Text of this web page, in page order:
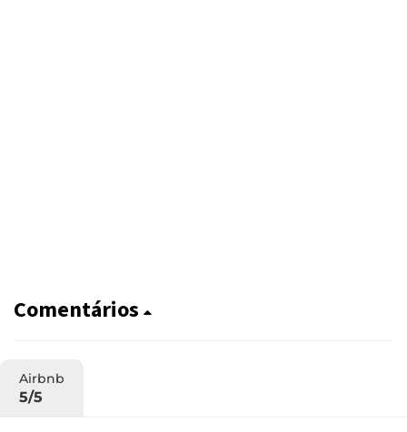
Comentários
Airbnb
5/5